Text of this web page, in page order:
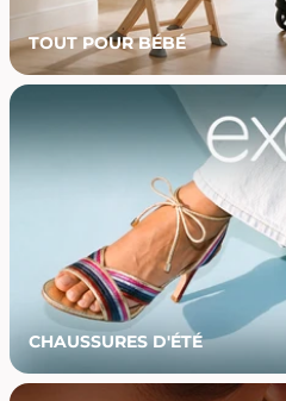
TOUT POUR BÉBÉ
CHAUSSURES D'ÉTÉ